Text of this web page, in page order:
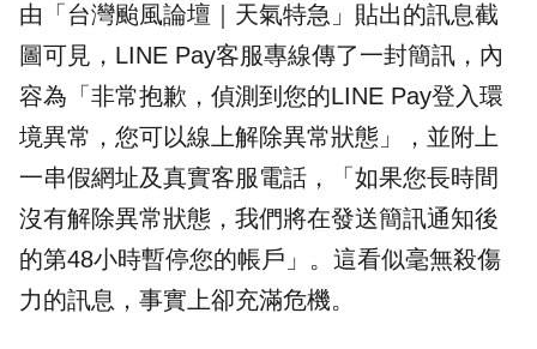
由「台灣颱風論壇｜天氣特急」貼出的訊息截
圖可見，LINE Pay客服專線傳了一封簡訊，內
容為「非常抱歉，偵測到您的LINE Pay登入環
境異常，您可以線上解除異常狀態」，並附上
一串假網址及真實客服電話，「如果您長時間
沒有解除異常狀態，我們將在發送簡訊通知後
的第48小時暫停您的帳戶 」。這看似毫無殺傷
力的訊息，事實上卻充滿危機。